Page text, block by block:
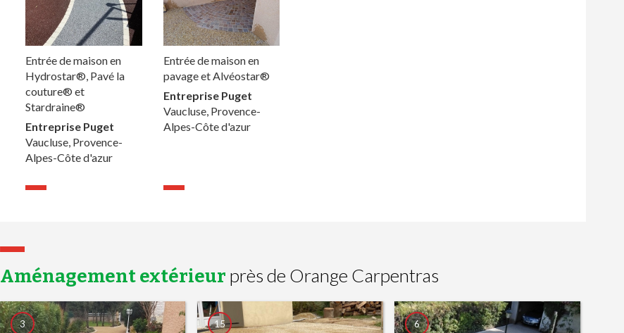
Entrée de maison en
Hydrostar®, Pavé la
couture® et
Stardraine®
Entreprise Puget
Vaucluse, Provence-
Alpes-Côte d'azur
Entrée de maison en
pavage et Alvéostar®
Entreprise Puget
Vaucluse, Provence-
Alpes-Côte d'azur
Aménagement extérieur près de Orange Carpentras
3 15 6